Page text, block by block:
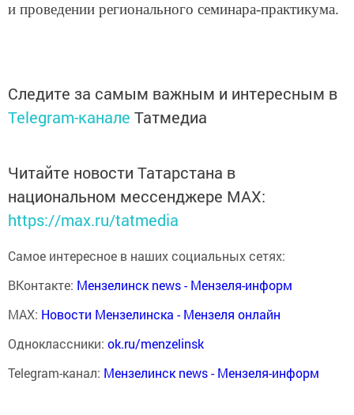
и проведении регионального семинара-практикума.
Следите за самым важным и интересным в
Telegram-канале Татмедиа
Читайте новости Татарстана в
национальном мессенджере MАХ:
https://max.ru/tatmedia
Самое интересное в наших социальных сетях:
ВКонтакте: Мензелинск news - Мензеля-информ
MAX: Новости Мензелинска - Мензеля онлайн
Одноклассники: ok.ru/menzelinsk
Telegram-канал: Мензелинск news - Мензеля-информ